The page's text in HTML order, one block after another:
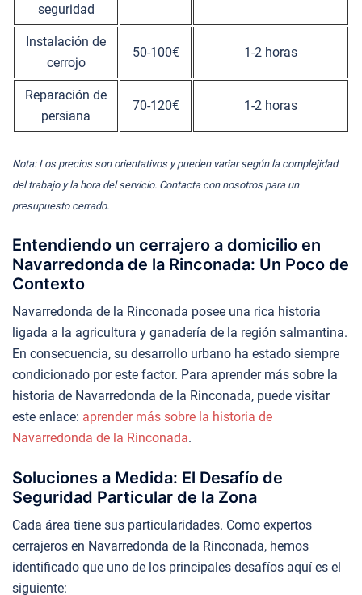
seguridad
Instalación de
cerrojo
50-100€ 1-2 horas
Reparación de
persiana
70-120€ 1-2 horas
Nota: Los precios son orientativos y pueden variar según la complejidad
del trabajo y la hora del servicio. Contacta con nosotros para un
presupuesto cerrado.
Entendiendo un cerrajero a domicilio en
Navarredonda de la Rinconada: Un Poco de
Contexto
Navarredonda de la Rinconada posee una rica historia
ligada a la agricultura y ganadería de la región salmantina.
En consecuencia, su desarrollo urbano ha estado siempre
condicionado por este factor. Para aprender más sobre la
historia de Navarredonda de la Rinconada, puede visitar
este enlace: aprender más sobre la historia de
Navarredonda de la Rinconada.
Soluciones a Medida: El Desafío de
Seguridad Particular de la Zona
Cada área tiene sus particularidades. Como expertos
cerrajeros en Navarredonda de la Rinconada, hemos
identificado que uno de los principales desafíos aquí es el
siguiente: